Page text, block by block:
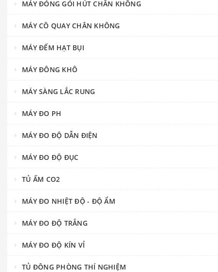
MÁY ĐÓNG GÓI HÚT CHÂN KHÔNG
MÁY CÔ QUAY CHÂN KHÔNG
MÁY ĐẾM HẠT BỤI
MÁY ĐÔNG KHÔ
MÁY SÀNG LẮC RUNG
MÁY ĐO PH
MÁY ĐO ĐỘ DẪN ĐIỆN
MÁY ĐO ĐỘ ĐỤC
TỦ ẤM CO2
MÁY ĐO NHIỆT ĐỘ - ĐỘ ẨM
MÁY ĐO ĐỘ TRẮNG
MÁY ĐO ĐỘ KÍN VỈ
TỦ ĐÔNG PHÒNG THÍ NGHIỆM